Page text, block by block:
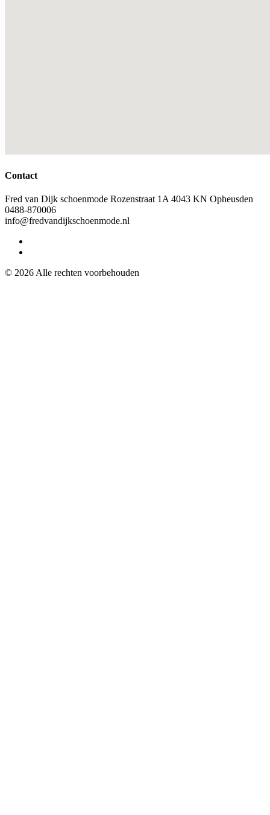
Contact
Fred van Dijk schoenmode Rozenstraat 1A 4043 KN Opheusden
0488-870006
info@fredvandijkschoenmode.nl
© 2026 Alle rechten voorbehouden